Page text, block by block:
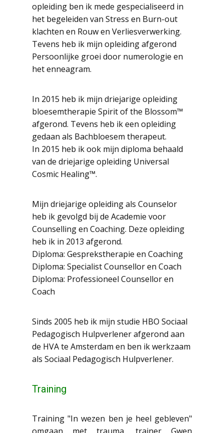
opleiding ben ik mede gespecialiseerd in
het begeleiden van Stress en Burn-out
klachten en Rouw en Verliesverwerking.
Tevens heb ik mijn opleiding afgerond
Persoonlijke groei door numerologie en
het enneagram.
In 2015 heb ik mijn driejarige opleiding
bloesemtherapie Spirit of the Blossom™
afgerond. Tevens heb ik een opleiding
gedaan als Bachbloesem therapeut.
In 2015 heb ik ook mijn diploma behaald
van de driejarige opleiding Universal
Cosmic Healing™.
Mijn driejarige opleiding als Counselor
heb ik gevolgd bij de Academie voor
Counselling en Coaching. Deze opleiding
heb ik in 2013 afgerond.
Diploma: Gesprekstherapie en Coaching
Diploma: Specialist Counsellor en Coach
Diploma: Professioneel Counsellor en
Coach
Sinds 2005 heb ik mijn studie HBO Sociaal
Pedagogisch Hulpverlener afgerond aan
de HVA te Amsterdam en ben ik werkzaam
als Sociaal Pedagogisch Hulpverlener.
Training
Training "In wezen ben je heel gebleven"